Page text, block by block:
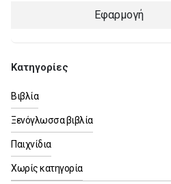
Εφαρμογή
Κατηγορίες
Βιβλία
Ξενόγλωσσα βιβλία
Παιχνίδια
Χωρίς κατηγορία